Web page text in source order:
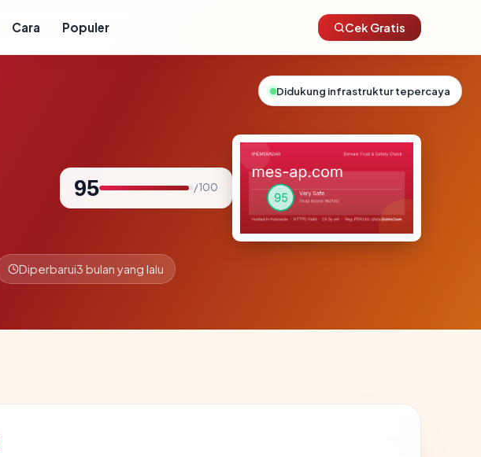
Cara Populer Cek Gratis
95 / 100
Diperbarui3 bulan yang lalu
Didukung infrastruktur tepercaya